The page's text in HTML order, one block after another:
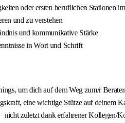
oder ersten beruflichen Stationen
und zu verstehen
und kommunikative Stärke
in Wort und Schrift
um dich auf dem Weg zum/r
eine wichtige Stütze auf deinem
nicht zuletzt dank erfahrener Kollegen/